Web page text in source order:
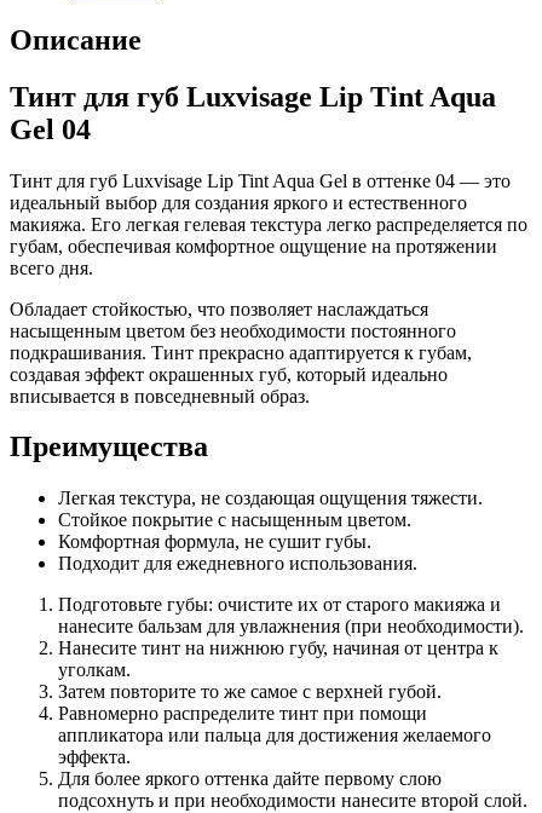
Описание
Тинт для губ Luxvisage Lip Tint Aqua
Gel 04
Тинт для губ Luxvisage Lip Tint Aqua Gel в оттенке 04 — это
идеальный выбор для создания яркого и естественного
макияжа. Его легкая гелевая текстура легко распределяется по
губам, обеспечивая комфортное ощущение на протяжении
всего дня.
Обладает стойкостью, что позволяет наслаждаться
насыщенным цветом без необходимости постоянного
подкрашивания. Тинт прекрасно адаптируется к губам,
создавая эффект окрашенных губ, который идеально
вписывается в повседневный образ.
Преимущества
Легкая текстура, не создающая ощущения тяжести.
Стойкое покрытие с насыщенным цветом.
Комфортная формула, не сушит губы.
Подходит для ежедневного использования.
Подготовьте губы: очистите их от старого макияжа и
нанесите бальзам для увлажнения (при необходимости).
Нанесите тинт на нижнюю губу, начиная от центра к
уголкам.
Затем повторите то же самое с верхней губой.
Равномерно распределите тинт при помощи
аппликатора или пальца для достижения желаемого
эффекта.
Для более яркого оттенка дайте первому слою
подсохнуть и при необходимости нанесите второй слой.